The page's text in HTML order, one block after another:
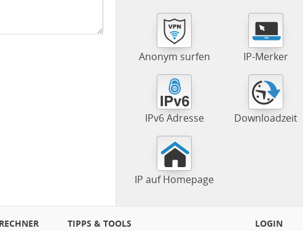
Anonym surfen IP-Merker
IPv6 Adresse Downloadzeit
IP auf Homepage
TIPPS & TOOLS
LOGIN